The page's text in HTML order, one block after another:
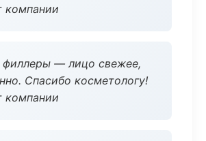
компании
филлеры — лицо свежее,
Спасибо косметологу!
компании